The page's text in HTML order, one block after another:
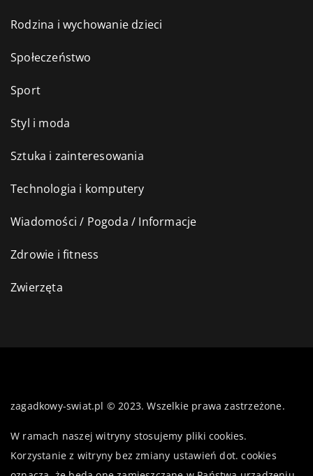
Rodzina i wychowanie dzieci
Społeczeństwo
Sport
Styl i moda
Sztuka i zainteresowania
Technologia i komputery
Wiadomości / Pogoda / Informacje
Zdrowie i fitness
Zwierzęta
zagadkowy-swiat.pl © 2023. Wszelkie prawa zastrzeżone.
W ramach naszej witryny stosujemy pliki cookies.
Korzystanie z witryny bez zmiany ustawień dot. cookies